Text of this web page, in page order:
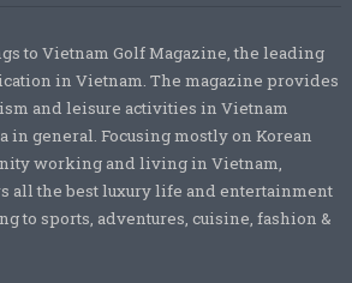
to Vietnam Golf Magazine, the leading
in Vietnam. The magazine provides
and leisure activities in Vietnam
in general. Focusing mostly on Korean
working and living in Vietnam,
all the best luxury life and entertainment
to sports, adventures, cuisine, fashion &